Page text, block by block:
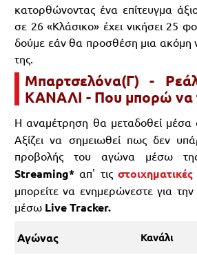
κατορθώνοντας ένα επίτευγμα
σε 26 «Κλάσικο» έχει νικήσει 25
δούμε εάν θα προσθέση μια ακόμη
της.
Μπαρτσελόνα(Γ) -
ΚΑΝΑΛΙ - Που μπορώ να
Η αναμέτρηση θα μεταδοθεί μέσα
Αξίζει να σημειωθεί πως δεν
προβολής του αγώνα μέσω
Streaming* απ' τιςστοιχηματικές
μπορείτε να ενημερώνεστε για
μέσω Live Tracker.
Αγώνας Κανάλι